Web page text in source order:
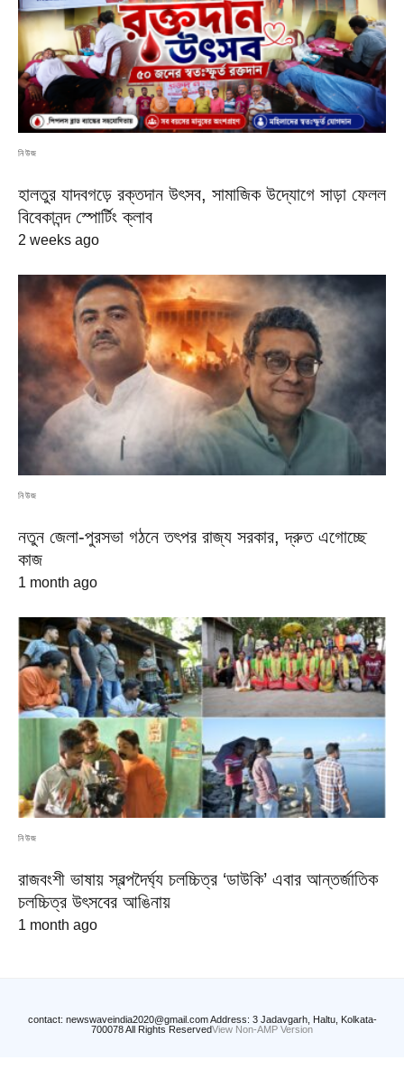
নিউজ
হালতুর যাদবগড়ে রক্তদান উৎসব, সামাজিক উদ্যোগে সাড়া ফেলল
বিবেকানন্দ স্পোর্টিং ক্লাব
2 weeks ago
নিউজ
নতুন জেলা-পুরসভা গঠনে তৎপর রাজ্য সরকার, দ্রুত এগোচ্ছে
কাজ
1 month ago
নিউজ
রাজবংশী ভাষায় স্বল্পদৈর্ঘ্য চলচ্চিত্র ‘ডাউকি’ এবার আন্তর্জাতিক
চলচ্চিত্র উৎসবের আঙিনায়
1 month ago
contact: newswaveindia2020@gmail.com Address: 3 Jadavgarh, Haltu, Kolkata-
700078 All Rights ReservedView Non-AMP Version